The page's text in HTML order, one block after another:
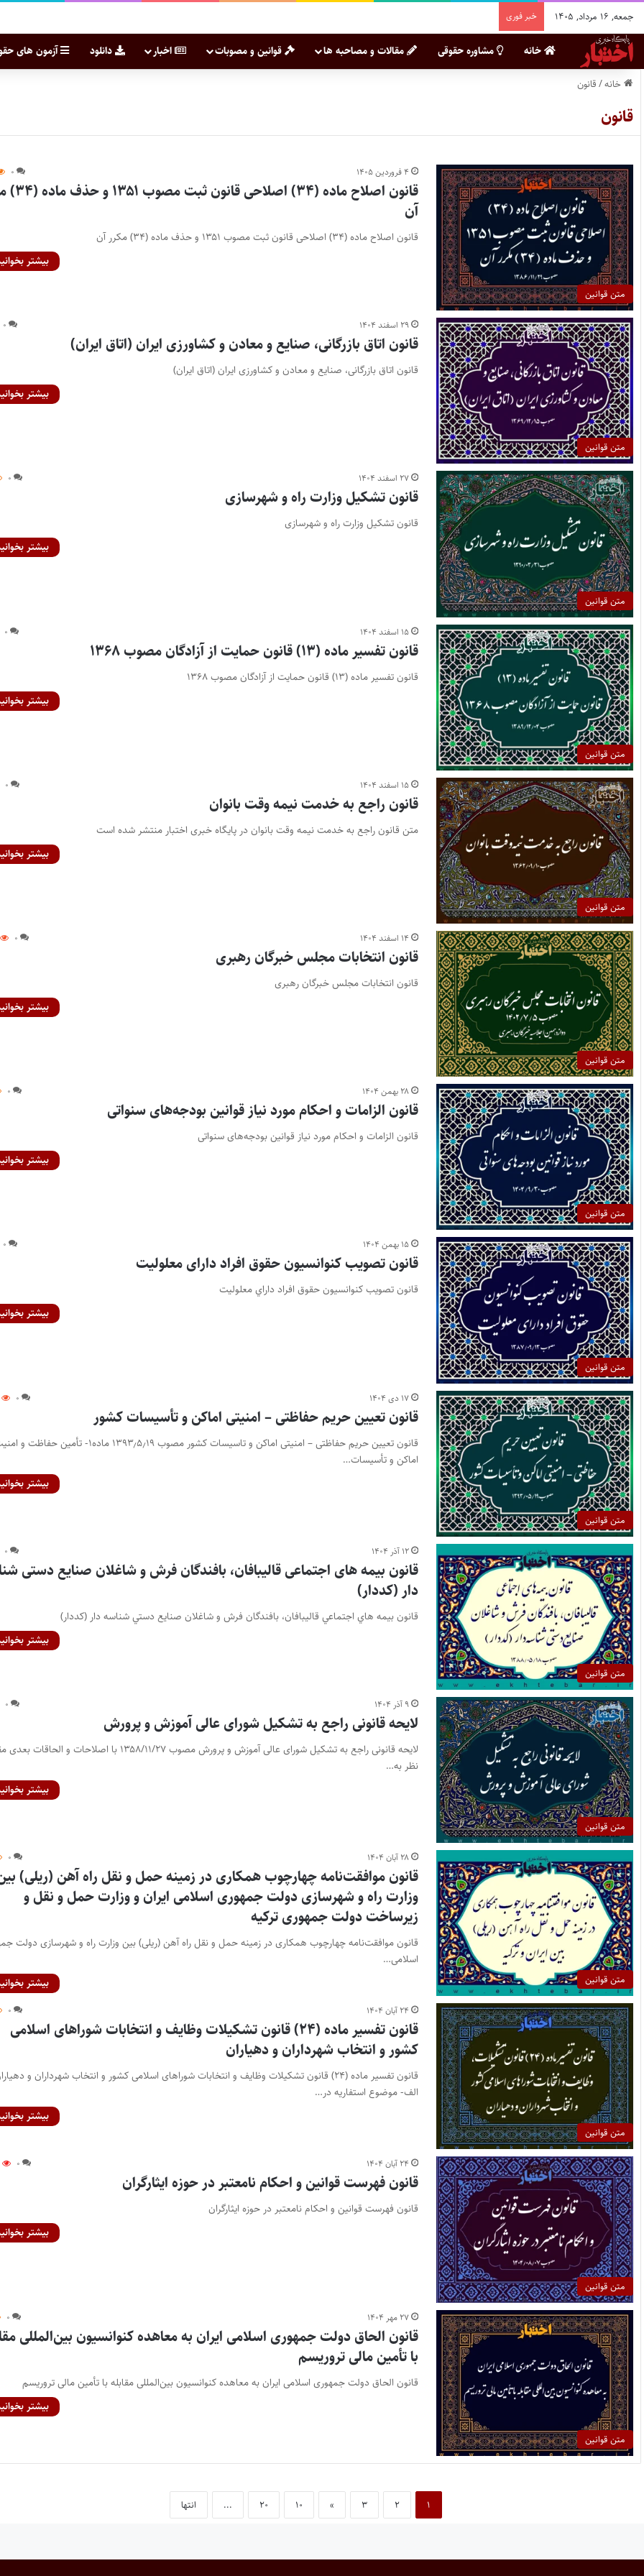
جمعه, ۱۶ مرداد, ۱۴۰۵ خبر فوری
خانه مشاوره حقوقی مقالات و مصاحبه ها قوانین و مصوبات اخبار دانلود آزمون های
خانه/قانون
قانون
متن قوانین
۴ فروردین ۱۴۰۵ ۰
قانون اصلاح ماده
آن
قانون اصلاح ماده (۳۴) اصلاحی قانون ثبت مصوب ۱۳۵۱ و حذف ماده (۳۴) مکرر آن
بیشتر
متن قوانین
۲۹ اسفند ۱۴۰۴ ۰
قانون اتاق بازرگانی، صنایع و معادن و کشاورزی ایران (اتاق ایران)
قانون اتاق بازرگانی، صنایع و معادن و کشاورزی ایران (اتاق ایران)
بیشتر
متن قوانین
۲۷ اسفند ۱۴۰۴ ۰
قانون تشکیل وزارت راه و شهرسازی
قانون تشکیل وزارت راه و شهرسازی
بیشتر
متن قوانین
۱۵ اسفند ۱۴۰۴ ۰
قانون تفسیر ماده (۱۳) قانون حمایت از آزادگان مصوب ۱۳۶۸
قانون تفسیر ماده (۱۳) قانون حمایت از آزادگان مصوب ۱۳۶۸
بیشتر
متن قوانین
۱۵ اسفند ۱۴۰۴ ۰
قانون راجع به خدمت نیمه وقت بانوان
متن قانون راجع به خدمت نيمه وقت بانوان در پایگاه خبری اختبار منتشر شده است
بیشتر
متن قوانین
۱۴ اسفند ۱۴۰۴ ۰
قانون انتخابات مجلس خبرگان رهبری
قانون انتخابات مجلس خبرگان رهبری
بیشتر
متن قوانین
۲۸ بهمن ۱۴۰۴ ۰
قانون الزامات و احکام مورد نیاز قوانین بودجه‌های سنواتی
قانون الزامات و احکام مورد نیاز قوانین بودجه‌های سنواتی
بیشتر
متن قوانین
۱۵ بهمن ۱۴۰۴ ۰
قانون تصویب کنوانسیون حقوق افراد دارای معلولیت
قانون تصويب كنوانسيون حقوق افراد داراي معلوليت
بیشتر
متن قوانین
۱۷ دی ۱۴۰۴ ۰
قانون تعیین حریم حفاظتی – امنیتی اماکن و تأسیسات کشور
قانون تعیین حریم حفاظتی – امنیتی اماکن و تاسیسات کشور مصوب ۱۳۹۳٫۵٫۱۹ ماده۱- تأمین
اماکن و تأسیسات…
بیشتر
متن قوانین
۱۲ آذر ۱۴۰۴ ۰
قانون بیمه های اجتماعی قالیبافان، بافندگان فرش و شاغلان صنایع دستی
دار (کددار)
قانون بيمه هاي اجتماعي قاليبافان، بافندگان فرش و شاغلان صنايع دستي شناسه دار (كددار)
بیشتر
متن قوانین
۹ آذر ۱۴۰۴ ۰
لایحه قانونی راجع به تشکیل شورای عالی آموزش و پرورش
لایحه قانونی راجع به تشکیل شورای عالی آموزش و پرورش مصوب ۱۳۵۸/۱۱/۲۷ با اصلاحات و
نظر به…
بیشتر
متن قوانین
۲۸ آبان ۱۴۰۴ ۰
قانون موافقت‌نامه چهارچوب همکاری در زمینه حمل و نقل راه آهن (ریلی)
وزارت راه و شهرسازی دولت جمهوری اسلامی ایران و وزارت حمل و نقل و
زیرساخت دولت جمهوری ترکیه
قانون موافقت‌نامه چهارچوب همکاری در زمینه حمل و نقل راه آهن (ریلی) بین وزارت راه و شهرسازی دولت
اسلامی…
بیشتر
متن قوانین
۲۴ آبان ۱۴۰۴ ۰
قانون تفسیر ماده (۲۴) قانون تشکیلات وظایف و انتخابات شوراهای اسلامی
کشور و انتخاب شهرداران و دهیاران
قانون تفسیر ماده (۲۴) قانون تشکیلات وظایف و انتخابات شوراهای اسلامی کشور و انتخاب شهرداران و
الف- موضوع استفاریه در…
بیشتر
متن قوانین
۲۴ آبان ۱۴۰۴ ۰
قانون فهرست قوانین و احکام نامعتبر در حوزه ایثارگران
قانون فهرست قوانین و احکام نامعتبر در حوزه ایثارگران
بیشتر
متن قوانین
۲۷ مهر ۱۴۰۴ ۰
قانون الحاق دولت جمهوری اسلامی ایران به معاهده کنوانسیون بین‌المللی
با تأمین مالی تروریسم
قانون الحاق دولت جمهوری اسلامی ایران به معاهده کنوانسیون بین‌المللی مقابله با تأمین مالی تروریسم
بیشتر
۱ ۲ ۳ » ۱۰ ۲۰ ... انتها